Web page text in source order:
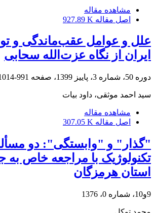
مشاهده مقاله
اصل مقاله 927.89 K
علل و عوامل عقب‌ماندگی و
ایران از نگاه عزت‌الله سحابی
دوره 50، شماره 3، پاییز 1399، صفحه 991-1014
سید احمد موثقی، داود بیات
مشاهده مقاله
اصل مقاله 307.05 K
"گذار" و "وابستگی": دو
تکنولوژیک با مراجعه خاص به
استان هرمزگان
9و10، شماره 0، 1376